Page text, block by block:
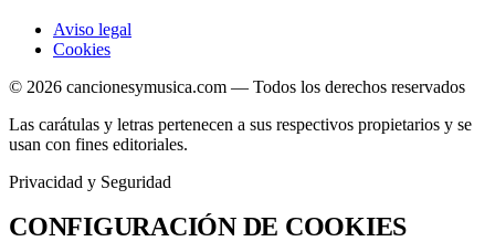
Aviso legal
Cookies
© 2026 cancionesymusica.com — Todos los derechos reservados
Las carátulas y letras pertenecen a sus respectivos propietarios y se
usan con fines editoriales.
Privacidad y Seguridad
CONFIGURACIÓN DE COOKIES